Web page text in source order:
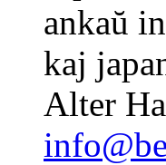
ankaŭ
kaj
Alter